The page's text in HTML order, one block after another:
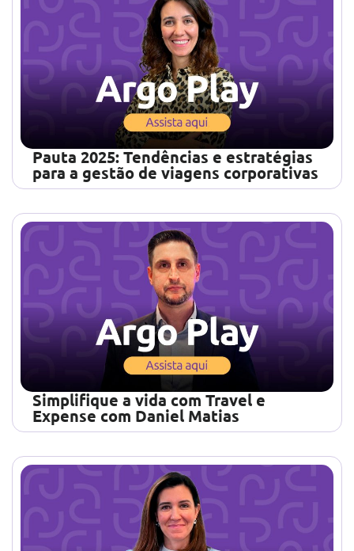
Pauta 2025: Tendências e estratégias
para a gestão de viagens corporativas
Simplifique a vida com Travel e
Expense com Daniel Matias